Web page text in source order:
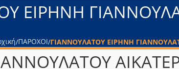
ΕΙΡΗΝΗ
/ΠΑΡΟΧΟΙ/ΓΙΑΝΝΟΥΛΑΤΟΥ ΕΙΡΗΝΗ